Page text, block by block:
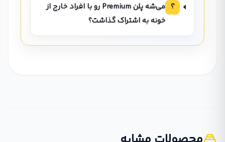
؟
می‌شه پلن Premium رو با افراد خارج از
خونه به اشتراک گذاشت؟